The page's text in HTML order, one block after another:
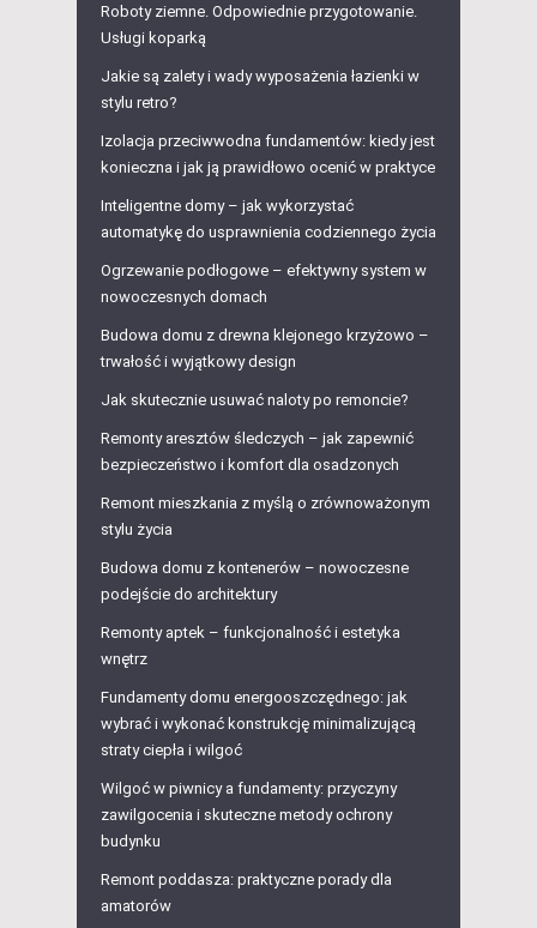
Roboty ziemne. Odpowiednie przygotowanie.
Usługi koparką
Jakie są zalety i wady wyposażenia łazienki w
stylu retro?
Izolacja przeciwwodna fundamentów: kiedy jest
konieczna i jak ją prawidłowo ocenić w praktyce
Inteligentne domy – jak wykorzystać
automatykę do usprawnienia codziennego życia
Ogrzewanie podłogowe – efektywny system w
nowoczesnych domach
Budowa domu z drewna klejonego krzyżowo –
trwałość i wyjątkowy design
Jak skutecznie usuwać naloty po remoncie?
Remonty aresztów śledczych – jak zapewnić
bezpieczeństwo i komfort dla osadzonych
Remont mieszkania z myślą o zrównoważonym
stylu życia
Budowa domu z kontenerów – nowoczesne
podejście do architektury
Remonty aptek – funkcjonalność i estetyka
wnętrz
Fundamenty domu energooszczędnego: jak
wybrać i wykonać konstrukcję minimalizującą
straty ciepła i wilgoć
Wilgoć w piwnicy a fundamenty: przyczyny
zawilgocenia i skuteczne metody ochrony
budynku
Remont poddasza: praktyczne porady dla
amatorów